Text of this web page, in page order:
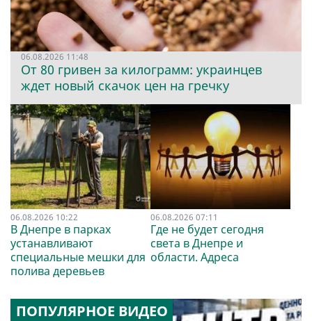
06.08.2026 11:48
От 80 гривен за килограмм: украинцев
ждет новый скачок цен на гречку
06.08.2026 10:22
В Днепре в парках
устанавливают
специальные мешки для
полива деревьев
06.08.2026 07:11
Где не будет сегодня
света в Днепре и
области. Адреса
ПОПУЛЯРНОЕ ВИДЕО